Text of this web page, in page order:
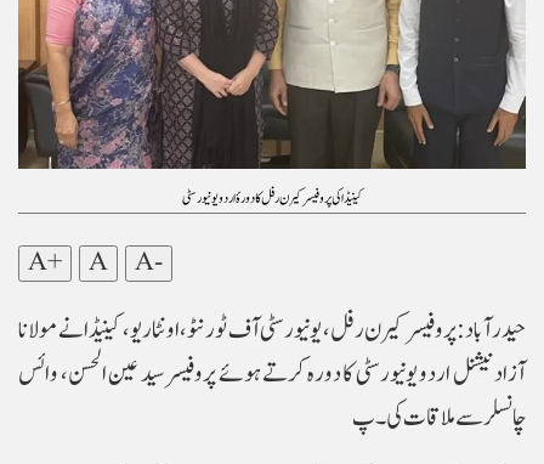
کینیڈا کی پروفیسر کیرن رفل کا دورۂ اردو یونیورسٹی
A+ A A-
حیدرآباد: پروفیسر کیرن رفل، یونیورسٹی آف ٹورنٹو، اونٹاریو، کینیڈا نے مولانا
آزاد نیشنل اردو یونیورسٹی کا دورہ کرتے ہوئے پروفیسر سید عین الحسن، وائس
چانسلر سے ملاقات کی۔ پ